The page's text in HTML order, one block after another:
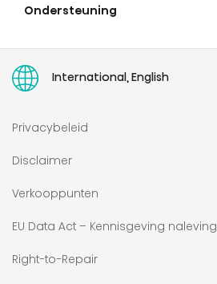
Ondersteuning
International, English
Privacybeleid
Disclaimer
Verkooppunten
EU Data Act – Kennisgeving naleving
Right-to-Repair